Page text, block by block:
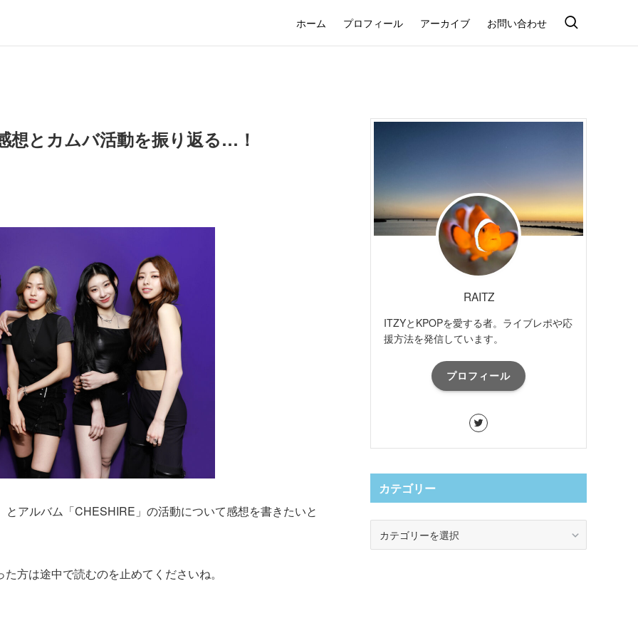
ホーム プロフィール アーカイブ お問い合わせ
想とカムバ活動を振り返る…！
アルバム「CHESHIRE」の活動について感想を書きたいと
方は途中で読むのを止めてくださいね。
RAITZ
ITZYとKPOPを愛する者。ライブレポや応
援方法を発信しています。
プロフィール
カテゴリー